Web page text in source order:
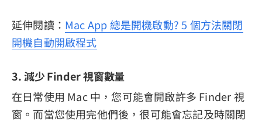
延伸閱讀： Mac App 總是開機啟動? 5 個方法關閉
開機自動開啟程式
3. 減少 Finder 視窗數量
在日常使用 Mac 中，您可能會開啟許多 Finder 視
窗。而當您使用完他們後，很可能會忘記及時關閉